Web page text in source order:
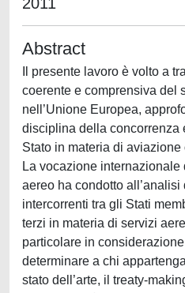
Abstract
Il presente lavoro è volto a
coerente e comprensiva del
nell’Unione Europea,
disciplina della concorrenza
Stato in materia di
La vocazione internazionale
aereo ha condotto
intercorrenti tra gli Stati
terzi in materia di servizi
particolare in
determinare a chi
stato dell’arte, il treaty-